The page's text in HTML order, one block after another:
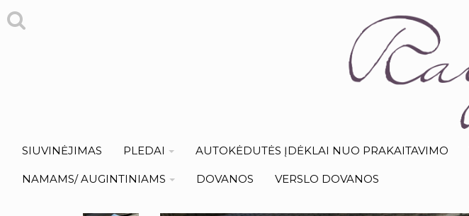
SIUVINĖJIMAS PLEDAI AUTOKĖDUTĖS ĮDĖKLAI NUO PRAKAITAVIMO
NAMAMS/ AUGINTINIAMS DOVANOS VERSLO DOVANOS